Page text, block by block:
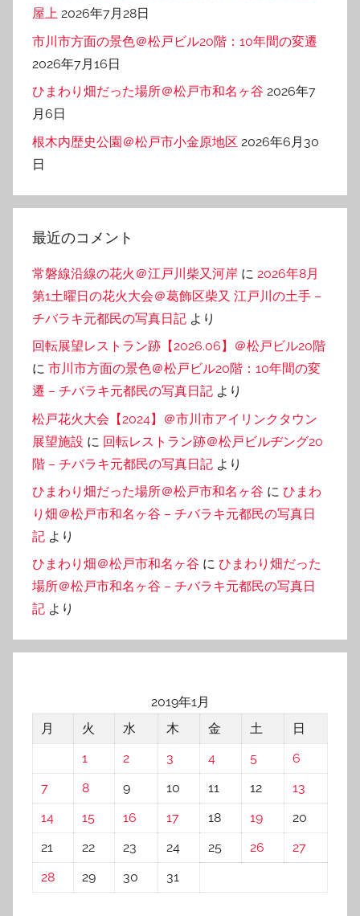
屋上 2026年7月28日
市川市方面の景色＠松戸ビル20階：10年間の変遷
2026年7月16日
ひまわり畑だった場所＠松戸市和名ヶ谷 2026年7
月6日
根木内歴史公園＠松戸市小金原地区 2026年6月30
日
最近のコメント
常磐線沿線の花火＠江戸川柴又河岸 に 2026年8月
第1土曜日の花火大会＠葛飾区柴又 江戸川の土手 –
チバラキ元都民の写真日記 より
回転展望レストラン跡【2026.06】＠松戸ビル20階
に 市川市方面の景色＠松戸ビル20階：10年間の変
遷 – チバラキ元都民の写真日記 より
松戸花火大会【2024】＠市川市アイリンクタウン
展望施設 に 回転レストラン跡＠松戸ビルヂング20
階 – チバラキ元都民の写真日記 より
ひまわり畑だった場所＠松戸市和名ヶ谷 に ひまわ
り畑＠松戸市和名ヶ谷 – チバラキ元都民の写真日
記 より
ひまわり畑＠松戸市和名ヶ谷 に ひまわり畑だった
場所＠松戸市和名ヶ谷 – チバラキ元都民の写真日
記 より
2019年1月
月
火 水 木 金 土
日
1
2 3 4 5
6
7
8 9 10 11 12
13
14
15 16 17 18 19
20
21
22 23 24 25 26
27
28
29 30 31